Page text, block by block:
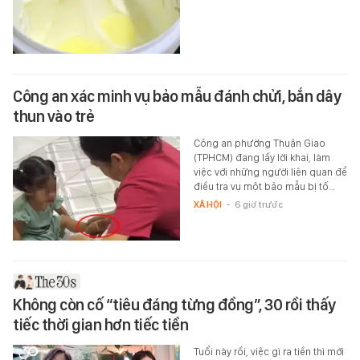
Công an xác minh vụ bảo mẫu đánh chửi, bắn dây
thun vào trẻ
Công an phường Thuận Giao
(TPHCM) đang lấy lời khai, làm
việc với những người liên quan để
điều tra vụ một bảo mẫu bị tố…
XÃ HỘI - 6 giờ trước
Không còn cố “tiêu đáng từng đồng”, 30 rồi thấy
tiếc thời gian hơn tiếc tiền
Tuổi này rồi, việc gì ra tiền thì mới